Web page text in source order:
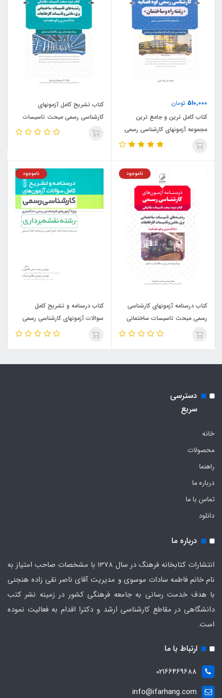
510,000 تومان
کتاب کامل ترین و جامع ترین
مجموعه آزمونهای کارشناسی رسمی
قوه قضائیه رشته راه و ساختمان
کتاب تشریح کامل آزمونهای
کارشناسی رسمی مبحث تاسیسات
مکانیکی رشته های تاسیسات
ناموجود
کتاب درسنامه آزمونهای کارشناسی
رسمی مبحث تاسیسات ساختمانی
برق ، ماشین و تاسیسات کارخانجات
ناموجود
کتاب درسنامه و تشریح کامل
سوالات آزمونهای کارشناسی رسمی
رشته نقشه برداری (نشر نوآور)
دسترسی
سریع
خانه
محصولات
راهنما
درباره ما
تماس با ما
دانلود
درباره ما
انتشارات کتابخانه فرهنگ در سال 1378 با مشخصات صاحب امتیاز به
نام خانم فاطمه سادات موسوی و مدیریت آقای ناصر نقی زاده هنجنی
با هدف خدمت رسانی به جامعه فرهنگی کشور در زمینه نشر کتب
دانشگاهی در مقاطع کارشناسی ارشد و دکترا اقدام به فعالیت نموده
است.
ارتباط با ما
02166469688
info@ifarhang.com